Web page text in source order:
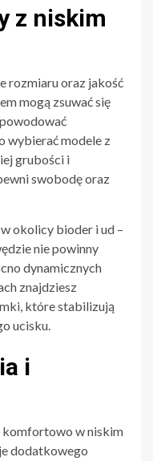
z niskim
rozmiaru oraz jakość
mogą zsuwać się
wybierać modele z
grubości i
swobodę oraz
okolicy bioder i ud –
nie powinny
dynamicznych
znajdziesz
które stabilizują
ucisku.
i
komfortowo w niskim
dodatkowego